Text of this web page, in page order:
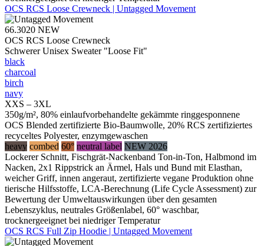
OCS RCS Loose Crewneck | Untagged Movement
66.3020 NEW
OCS RCS Loose Crewneck
Schwerer Unisex Sweater "Loose Fit"
black
charcoal
birch
navy
XXS – 3XL
350g/m², 80% einlaufvorbehandelte gekämmte ringgesponnene
OCS Blended zertifizierte Bio-Baumwolle, 20% RCS zertifiziertes
recyceltes Polyester, enzymgewaschen
heavy combed 60° neutral label NEW 2026
Lockerer Schnitt, Fischgrät-Nackenband Ton-in-Ton, Halbmond im
Nacken, 2x1 Rippstrick an Ärmel, Hals und Bund mit Elasthan,
weicher Griff, innen angeraut, zertifizierte vegane Produktion ohne
tierische Hilfsstoffe, LCA-Berechnung (Life Cycle Assessment) zur
Bewertung der Umweltauswirkungen über den gesamten
Lebenszyklus, neutrales Größenlabel, 60° waschbar,
trocknergeeignet bei niedriger Temperatur
OCS RCS Full Zip Hoodie | Untagged Movement